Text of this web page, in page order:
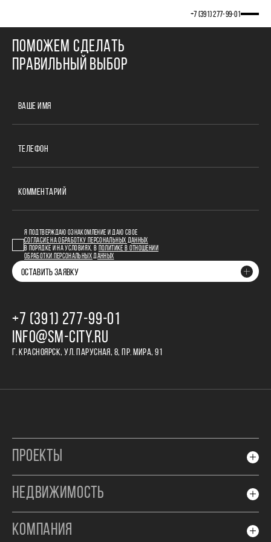
+7 (391) 277‒99‒01
ПОМОЖЕМ СДЕЛАТЬ
ПРАВИЛЬНЫЙ ВЫБОР
ВАШЕ ИМЯ
ТЕЛЕФОН
КОММЕНТАРИЙ
Я ПОДТВЕРЖДАЮ ОЗНАКОМЛЕНИЕ И ДАЮ СВОЕ
СОГЛАСИЕ НА ОБРАБОТКУ ПЕРСОНАЛЬНЫХ ДАННЫХ
В ПОРЯДКЕ И НА УСЛОВИЯХ, В
ПОЛИТИКЕ В ОТНОШЕНИИ
ОБРАБОТКИ ПЕРСОНАЛЬНЫХ ДАННЫХ
ОСТАВИТЬ ЗАЯВКУ
+7 (391) 277‒99‒01
INFO@SM-CITY.RU
Г. КРАСНОЯРСК, УЛ. ПАРУСНАЯ, 8, ПР. МИРА, 91
ПРОЕКТЫ
НЕДВИЖИМОСТЬ
КОМПАНИЯ